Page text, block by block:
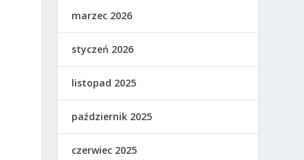
marzec 2026
styczeń 2026
listopad 2025
październik 2025
czerwiec 2025